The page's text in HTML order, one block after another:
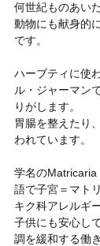
何世紀ものあい
動物にも献身的
です。
ハーブティに使
ル・ジャーマン
りがします。
胃腸を整えたり
われています。
学名のMatricaria
語で子宮＝マト
キク科アレルギ
子供にも安心し
調を緩和する働